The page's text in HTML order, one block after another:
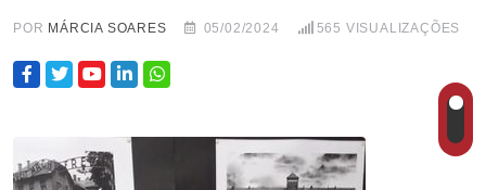
POR MÁRCIA SOARES 05/02/2024 565 VISUALIZAÇÕES